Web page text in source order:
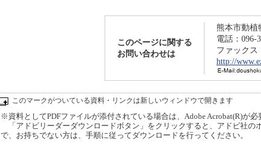
このページに関する
お問い合わせは
熊本市動植
電話：096-
ファックス
http://
このマークがついている資料・リンクは新しいウィンドウで開きます
※資料としてPDFファイルが添付されている場合は、Adobe Acrobat(R)が必
「アドビリーダーダウンロードボタン」をクリックすると、アドビ社の
で、お持ちでない方は、手順に従ってダウンロードを行ってください。